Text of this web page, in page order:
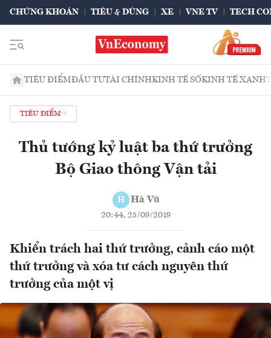
CHỨNG KHOÁN TIÊU & DÙNG XE VNE TV TECH
TIÊU ĐIỂMĐẦU TƯTÀI CHÍNHKINH TẾ SỐKINH TẾ XANH
TIÊU ĐIỂM
Thủ tướng kỷ luật ba thứ trưởng
Bộ Giao thông Vận tải
H Hà Vũ
20:44, 25/09/2019
Khiển trách hai thứ trưởng, cảnh cáo một
thứ trưởng và xóa tư cách nguyên thứ
trưởng của một vị